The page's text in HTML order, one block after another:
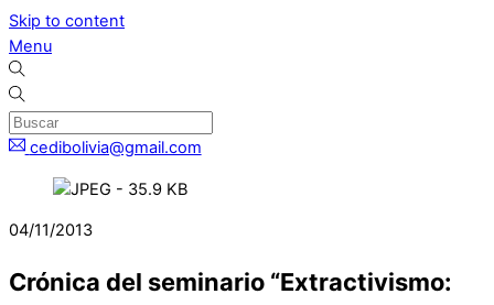
Skip to content
Menu
cedibolivia@gmail.com
04/11/2013
Crónica del seminario “Extractivismo: